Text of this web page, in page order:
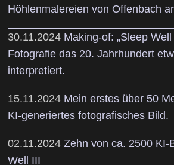
Höhlenmalereien von Offenbach
30.11.2024 Making-of: „Sleep
Fotografie das 20. Jahrhundert
interpretiert.
15.11.2024 Mein erstes über 50
KI-generiertes fotografisches Bild.
02.11.2024 Zehn von ca. 2500 KI-
Well III